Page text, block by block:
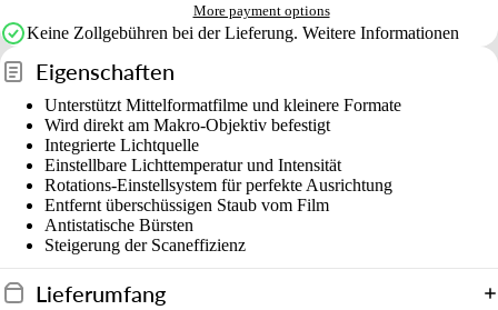
More payment options
Keine Zollgebühren bei der Lieferung. Weitere Informationen
Eigenschaften
Unterstützt Mittelformatfilme und kleinere Formate
Wird direkt am Makro-Objektiv befestigt
Integrierte Lichtquelle
Einstellbare Lichttemperatur und Intensität
Rotations-Einstellsystem für perfekte Ausrichtung
Entfernt überschüssigen Staub vom Film
Antistatische Bürsten
Steigerung der Scaneffizienz
Lieferumfang